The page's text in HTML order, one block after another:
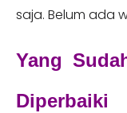
saja. Belum ada
Yang
Diperbaiki